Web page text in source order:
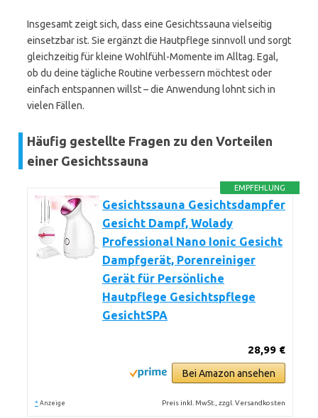
Insgesamt zeigt sich, dass eine Gesichtssauna vielseitig
einsetzbar ist. Sie ergänzt die Hautpflege sinnvoll und sorgt
gleichzeitig für kleine Wohlfühl-Momente im Alltag. Egal,
ob du deine tägliche Routine verbessern möchtest oder
einfach entspannen willst – die Anwendung lohnt sich in
vielen Fällen.
Häufig gestellte Fragen zu den Vorteilen
einer Gesichtssauna
EMPFEHLUNG
Gesichtssauna Gesichtsdampfer
Gesicht Dampf, Wolady
Professional Nano Ionic Gesicht
Dampfgerät, Porenreiniger
Gerät für Persönliche
Hautpflege Gesichtspflege
GesichtSPA
28,99 €
Bei Amazon ansehen
* Anzeige Preis inkl. MwSt., zzgl. Versandkosten